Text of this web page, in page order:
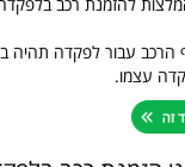
להזמנת רכב
הרכב עבור לפקדה תהיה
עצמו.